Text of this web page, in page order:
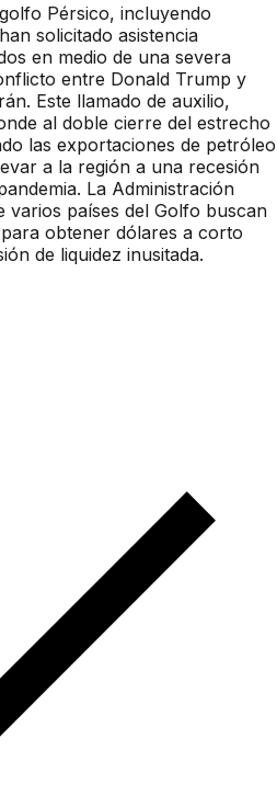
Pérsico, incluyendo
solicitado asistencia
en medio de una severa
entre Donald Trump y
Este llamado de auxilio,
al doble cierre del estrecho
las exportaciones de petróleo
a la región a una recesión
La Administración
varios países del Golfo buscan
obtener dólares a corto
de liquidez inusitada.